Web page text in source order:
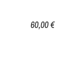
60,00 €